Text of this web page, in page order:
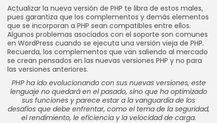
Actualizar la nueva versión de PHP te libra de estos males,
pues garantiza que los complementos y demás elementos
que se incorporan a PHP sean compatibles entre ellos.
Algunos problemas asociados con el soporte son comunes
en WordPress cuando se ejecuta una versión vieja de PHP.
Recuerda, los complementos que van saliendo al mercado
se crean pensados en las nuevas versiones PHP y no para
las versiones anteriores.
PHP ha ido evolucionando con sus nuevas versiones, este
lenguaje no quedará en el pasado, sino que ha optimizado
sus funciones y parece estar a la vanguardia de los
desafíos que debe enfrentar, como el tema de la seguridad,
el rendimiento, le eficiencia y la velocidad de carga.